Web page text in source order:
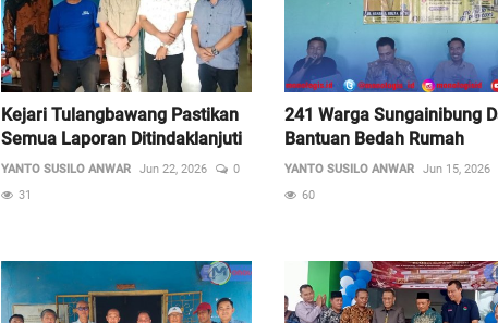
Kejari Tulangbawang Pastikan
Semua Laporan Ditindaklanjuti
YANTO SUSILO ANWAR Jun 22, 2026
0
31
241 Warga Sungainibung
Bantuan Bedah Rumah
YANTO SUSILO ANWAR Jun 15, 2026
60